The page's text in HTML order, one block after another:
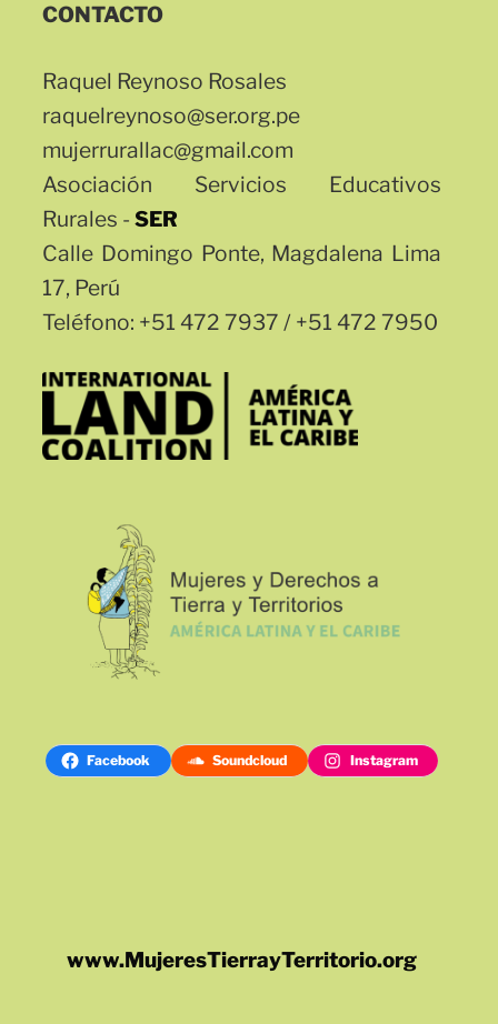
CONTACTO
Raquel Reynoso Rosales
raquelreynoso@ser.org.pe
mujerrurallac@gmail.com
Asociación Servicios Educativos
Rurales -SER
Calle Domingo Ponte, Magdalena Lima
17, Perú
Teléfono: +51 472 7937 / +51 472 7950
Facebook Soundcloud Instagram
www.MujeresTierrayTerritorio.org